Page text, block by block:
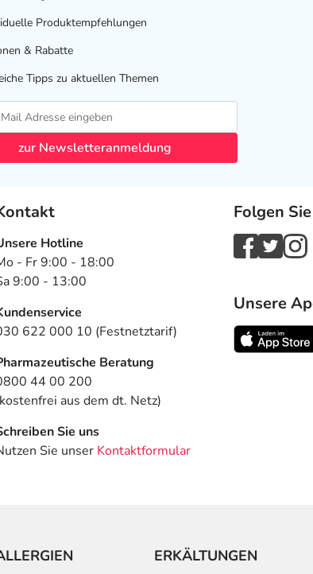
Produktempfehlungen
& Rabatte
Tipps zu aktuellen Themen
zur Newsletteranmeldung
Hotline
- Fr 9:00 - 18:00
9:00 - 13:00
622 000 10 (Festnetztarif)
Beratung
44 00 200
aus dem dt. Netz)
Sie uns
Sie unser Kontaktformular
Folgen
Unsere
ERKÄLTUNGEN